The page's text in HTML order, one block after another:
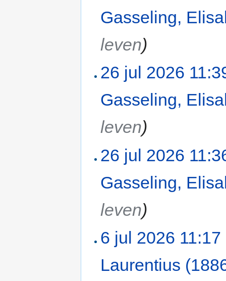
Gasseling,
leven)
26 jul 2026
Gasseling,
leven)
26 jul 2026
Gasseling,
leven)
6 jul 2026 11:17
Laurentius